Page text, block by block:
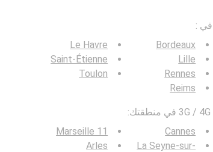
:
Bordeaux
Lille
Rennes
Reims
Le Havre
Saint-Étienne
Toulon
Cannes
La Seyne-sur-
Marseille 11
Arles